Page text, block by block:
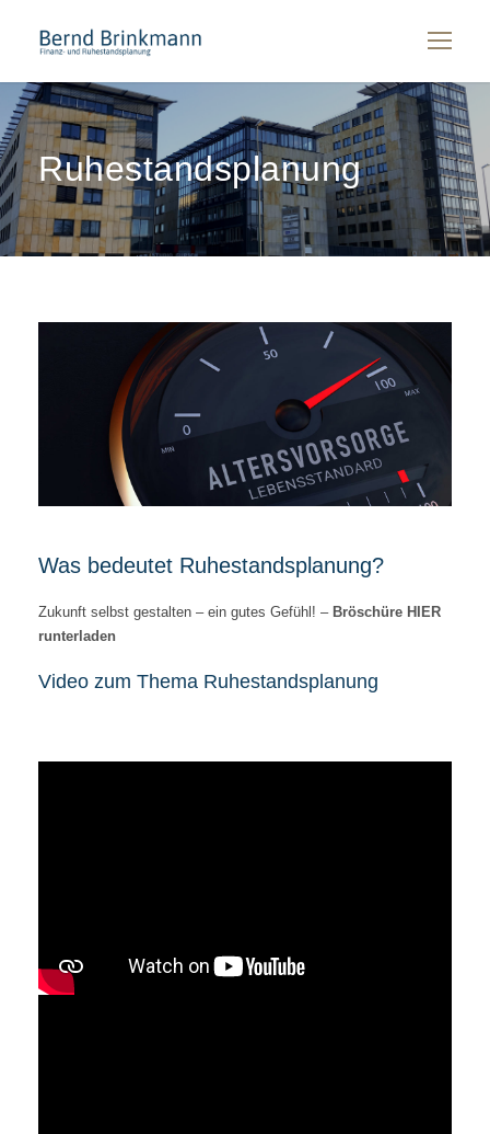
Ruhestandsplanung
Was bedeutet Ruhestandsplanung?
Zukunft selbst gestalten – ein gutes Gefühl! – Bröschüre HIER
runterladen
Video zum Thema Ruhestandsplanung